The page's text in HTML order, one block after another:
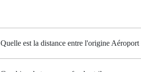
Quelle est la distance entre l'origine